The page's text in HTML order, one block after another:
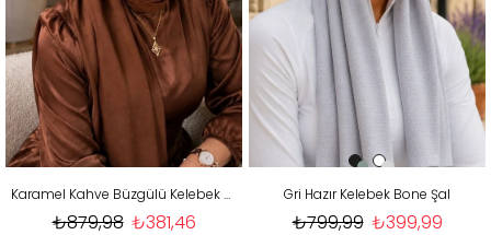
Karamel Kahve Büzgülü Kelebek Bone Şal
₺381,46
₺879,98
Gri Hazır Kelebek Bone Şal
₺399,99
₺799,99